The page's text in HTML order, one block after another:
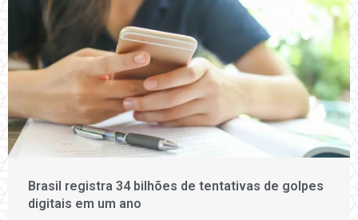
Brasil registra 34 bilhões de tentativas de golpes
digitais em um ano